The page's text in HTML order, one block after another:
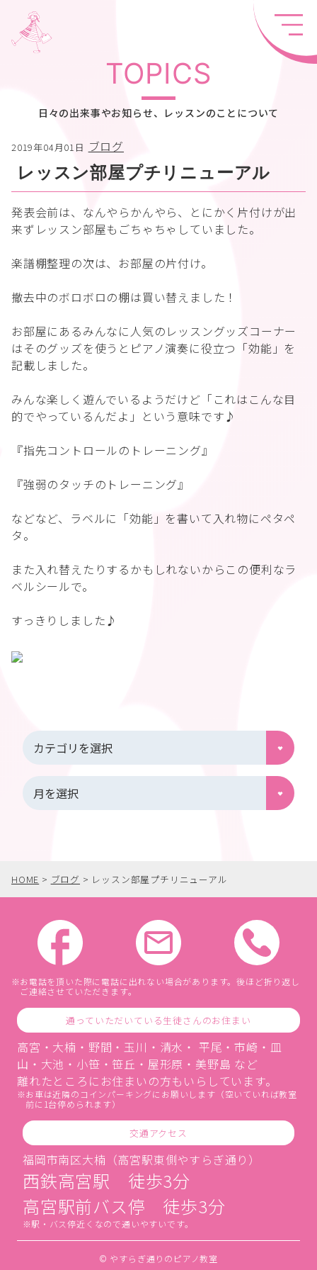
TOPICS
日々の出来事やお知らせ、レッスンのことについて
2019年04月01日 ブログ
レッスン部屋プチリニューアル
発表会前は、なんやらかんやら、とにかく片付けが出
来ずレッスン部屋もごちゃちゃしていました。
楽譜棚整理の次は、お部屋の片付け。
撤去中のボロボロの棚は買い替えました！
お部屋にあるみんなに人気のレッスングッズコーナー
はそのグッズを使うとピアノ演奏に役立つ「効能」を
記載しました。
みんな楽しく遊んでいるようだけど「これはこんな目
的でやっているんだよ」という意味です♪
『指先コントロールのトレーニング』
『強弱のタッチのトレーニング』
などなど、ラベルに「効能」を書いて入れ物にペタペ
タ。
また入れ替えたりするかもしれないからこの便利なラ
ベルシールで。
すっきりしました♪
HOME > ブログ > レッスン部屋プチリニューアル
お電話を頂いた際に電話に出れない場合があります。後ほど折り返し
ご連絡させていただきます。
通っていただいている生徒さんのお住まい
高宮・大楠・野間・玉川・清水・ 平尾・市崎・皿
山・大池・小笹・笹丘・屋形原・美野島 など
離れたところにお住まいの方もいらしています。
お車は近隣のコインパーキングにお願いします（空いていれば教室
前に1台停められます）
交通アクセス
福岡市南区大楠（高宮駅東側やすらぎ通り）
西鉄高宮駅 徒歩3分
高宮駅前バス停 徒歩3分
駅・バス停近くなので通いやすいです。
© やすらぎ通りのピアノ教室